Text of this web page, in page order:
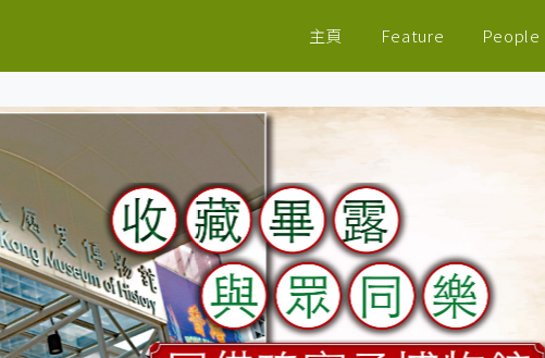
主頁 Feature People